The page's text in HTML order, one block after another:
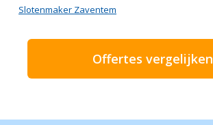
Slotenmaker Zaventem
Offertes vergelijken